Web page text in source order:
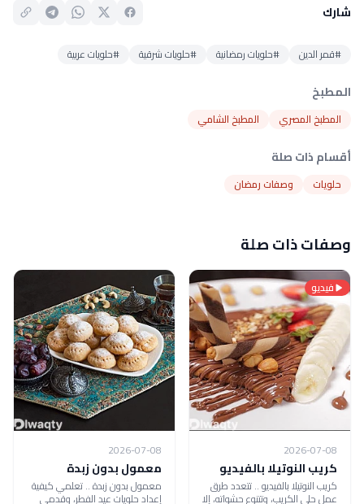
شارك
#قمر الدين #حلويات رمضانية #حلويات شرقية #حلويات عربية
المطبخ
المطبخ المصري المطبخ الشامي
أقسام ذات صلة
حلويات وصفات رمضان
وصفات ذات صلة
فيديو
2026-07-08
كريب النوتيلا بالفيديو
كريب النوتيلا بالفيديو .. تتعدد طرق
عمل حلى الكريب، وتتنوع حشواته، إلا
2026-07-08
معمول بدون زبدة
معمول بدون زبدة .. تعلمي كيفية
إعداد حلويات عيد الفطر، وقدمي